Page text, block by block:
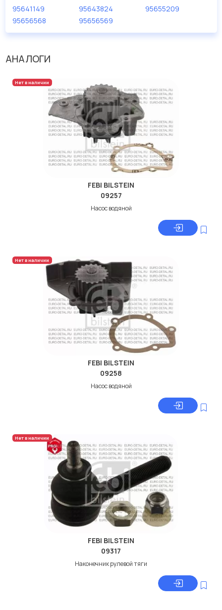
95641149
95643824
95655209
95656568
95656569
АНАЛОГИ
Нет в наличии
FEBI BILSTEIN
09257
Насос водяной
Нет в наличии
FEBI BILSTEIN
09258
Насос водяной
Нет в наличии
FEBI BILSTEIN
09317
Наконечник рулевой тяги